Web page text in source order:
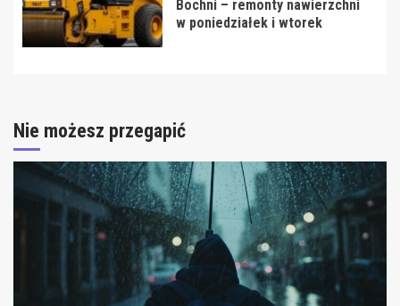
Bochni – remonty nawierzchni
w poniedziałek i wtorek
Nie możesz przegapić